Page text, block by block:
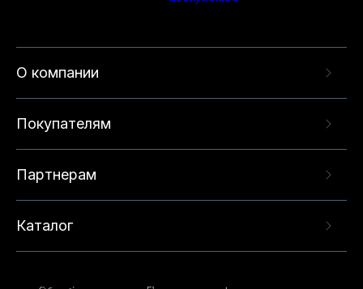
О компании
Покупателям
Партнерам
Каталог